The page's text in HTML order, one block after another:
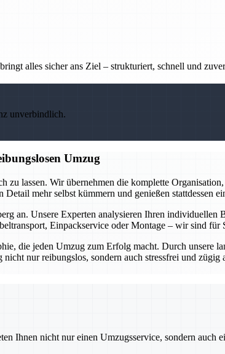
alles sicher ans Ziel – strukturiert, schnell und
unverbindlich.
Umzug
lassen. Wir übernehmen die komplette
mehr selbst kümmern und genießen stattdessen
an. Unsere Experten analysieren Ihren individuellen
Einpackservice oder Montage – wir sind für
die jeden Umzug zum Erfolg macht. Durch unsere
nur reibungslos, sondern auch stressfrei und
Ihnen nicht nur einen Umzugsservice, sondern